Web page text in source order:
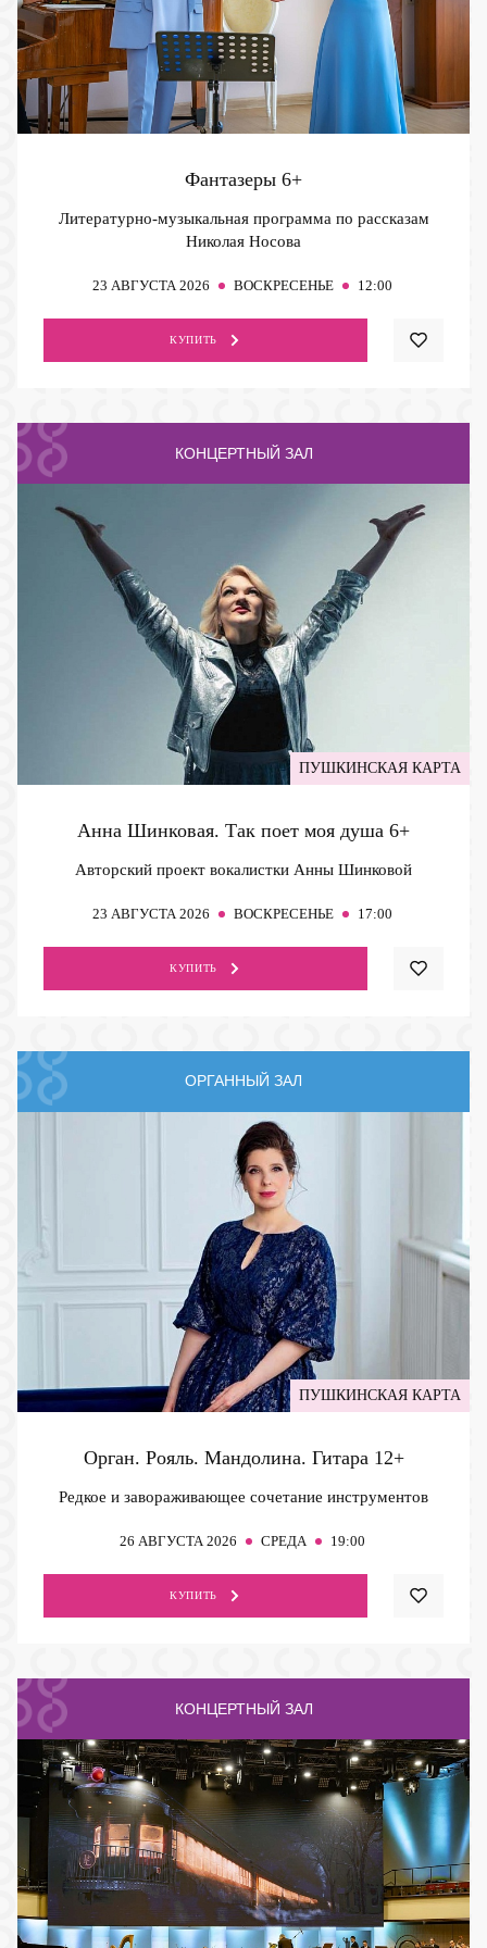
Фантазеры 6+
Литературно-музыкальная программа по рассказам
Николая Носова
23 АВГУСТА 2026 ВОСКРЕСЕНЬЕ 12:00
КУПИТЬ
КОНЦЕРТНЫЙ ЗАЛ
ПУШКИНСКАЯ КАРТА
Анна Шинковая. Так поет моя душа 6+
Авторский проект вокалистки Анны Шинковой
23 АВГУСТА 2026 ВОСКРЕСЕНЬЕ 17:00
КУПИТЬ
ОРГАННЫЙ ЗАЛ
ПУШКИНСКАЯ КАРТА
Орган. Рояль. Мандолина. Гитара 12+
Редкое и завораживающее сочетание инструментов
26 АВГУСТА 2026 СРЕДА 19:00
КУПИТЬ
КОНЦЕРТНЫЙ ЗАЛ